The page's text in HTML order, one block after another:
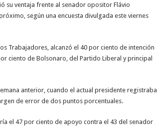
su ventaja frente al senador opositor Flávio
según una encuesta divulgada este viernes
Trabajadores, alcanzó el 40 por ciento de intención
ciento de Bolsonaro, del Partido Liberal y principal
anterior, cuando el actual presidente registraba
de error de dos puntos porcentuales.
el 47 por ciento de apoyo contra el 43 del senador